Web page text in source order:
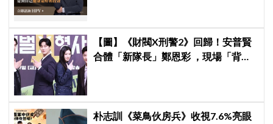
【圖】《財閥X刑警2》回歸！安普賢
合體「新隊長」鄭恩彩 ，現場「背靠
朴志訓《菜鳥伙房兵》收視7.6%亮眼